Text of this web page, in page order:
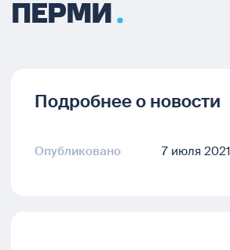
ПЕРМИ
Подробнее о новости
Опубликовано 7 июля 2021